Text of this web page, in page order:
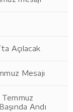
Açılacak
Mesajı
Temmuz
Andı